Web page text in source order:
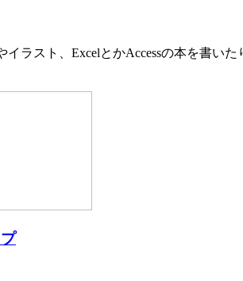
イラスト、ExcelとかAccessの本を書い